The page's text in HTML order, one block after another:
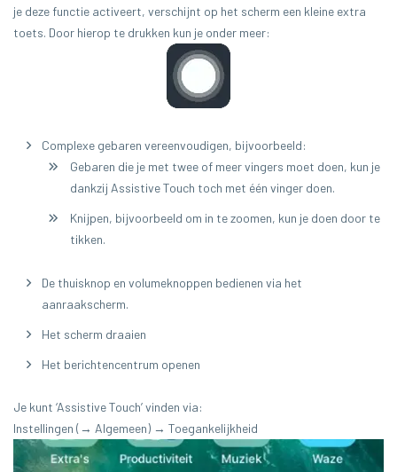
je deze functie activeert, verschijnt op het scherm een kleine extra
toets. Door hierop te drukken kun je onder meer:
Complexe gebaren vereenvoudigen, bijvoorbeeld:
Gebaren die je met twee of meer vingers moet doen, kun je
dankzij Assistive Touch toch met één vinger doen.
Knijpen, bijvoorbeeld om in te zoomen, kun je doen door te
tikken.
De thuisknop en volumeknoppen bedienen via het
aanraakscherm.
Het scherm draaien
Het berichtencentrum openen
Je kunt ‘Assistive Touch’ vinden via:
Instellingen (→ Algemeen) → Toegankelijkheid